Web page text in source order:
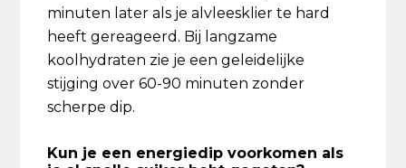
minuten later als je alvleesklier te hard
heeft gereageerd. Bij langzame
koolhydraten zie je een geleidelijke
stijging over 60-90 minuten zonder
scherpe dip.
Kun je een energiedip voorkomen als